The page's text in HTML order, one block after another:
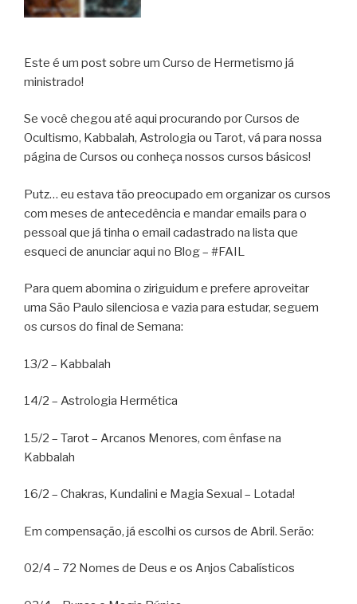
Este é um post sobre um Curso de Hermetismo já
ministrado!
Se você chegou até aqui procurando por Cursos de
Ocultismo, Kabbalah, Astrologia ou Tarot, vá para nossa
página de Cursos ou conheça nossos cursos básicos!
Putz… eu estava tão preocupado em organizar os cursos
com meses de antecedência e mandar emails para o
pessoal que já tinha o email cadastrado na lista que
esqueci de anunciar aqui no Blog – #FAIL
Para quem abomina o ziriguidum e prefere aproveitar
uma São Paulo silenciosa e vazia para estudar, seguem
os cursos do final de Semana:
13/2 – Kabbalah
14/2 – Astrologia Hermética
15/2 – Tarot – Arcanos Menores, com ênfase na
Kabbalah
16/2 – Chakras, Kundalini e Magia Sexual – Lotada!
Em compensação, já escolhi os cursos de Abril. Serão:
02/4 – 72 Nomes de Deus e os Anjos Cabalísticos